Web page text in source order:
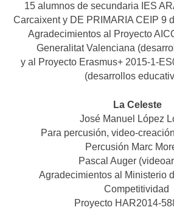
15 alumnos de secundaria IES
Carcaixent y DE PRIMARIA CEIP 9
Agradecimientos al Proyecto
Generalitat Valenciana
y al Proyecto Erasmus+ 2015-1-
(desarrollos
La Celeste
José Manuel López
Para percusión, video-
Percusión Marc
Pascal Auger
Agradecimientos al Ministerio
Competitividad
Proyecto HAR2014-